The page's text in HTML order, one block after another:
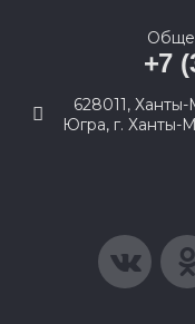
+7
628011,
Югра, г. Ханты-